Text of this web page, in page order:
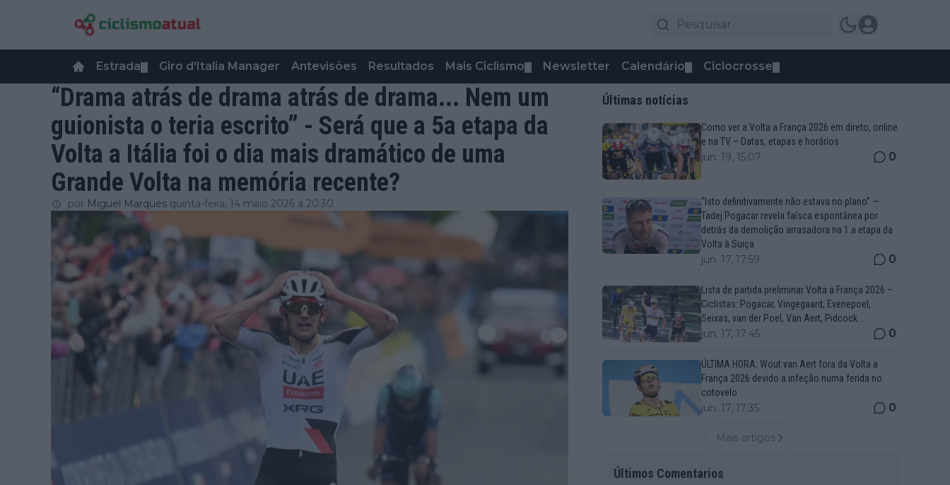
Estrada Giro d'Italia Manager Antevisões Resultados Mais Ciclismo Newsletter Calendário Ciclocrosse
“Drama atrás de drama atrás de drama... Nem um
guionista o teria escrito” - Será que a 5a etapa da
Volta a Itália foi o dia mais dramático de uma
Grande Volta na memória recente?
por Miguel Marques quinta-feira, 14 maio 2026 a 20:30
Últimas notícias
Como ver a Volta a França 2026 em direto, online
e na TV – Datas, etapas e horários
jun. 19, 15:07 0
“Isto definitivamente não estava no plano” —
Tadej Pogacar revela faísca espontânea por
detrás da demolição arrasadora na 1.a etapa da
Volta à Suiça
jun. 17, 17:59 0
Lista de partida preliminar Volta a França 2026 –
Ciclistas: Pogacar, Vingegaard, Evenepoel,
Seixas, van der Poel, Van Aert, Pidcock...
jun. 17, 17:45 0
ÚLTIMA HORA: Wout van Aert fora da Volta a
França 2026 devido a infeção numa ferida no
cotovelo
jun. 17, 17:35 0
Mais artigos
Últimos Comentarios